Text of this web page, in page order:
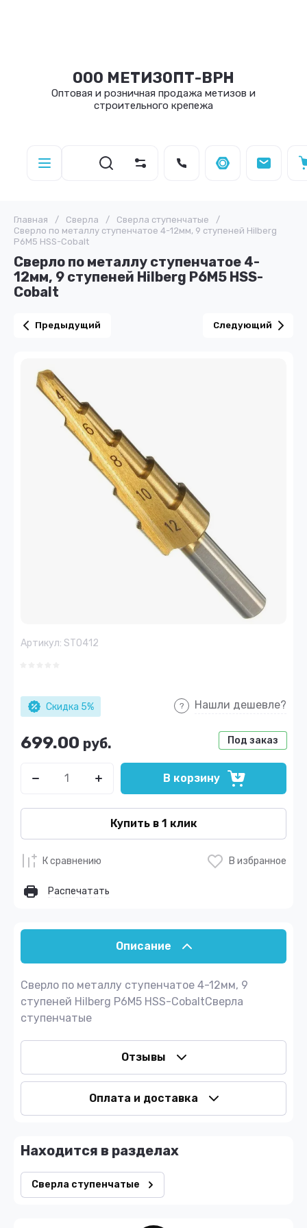
ООО МЕТИЗОПТ-ВРН
Оптовая и розничная продажа метизов и
строительного крепежа
Главная / Сверла / Сверла ступенчатые
/
Сверло по металлу ступенчатое 4-12мм, 9 ступеней Hilberg
P6M5 HSS-Cobalt
Сверло по металлу ступенчатое 4-
12мм, 9 ступеней Hilberg P6M5 HSS-
Cobalt
Предыдущий Следующий
Артикул: ST0412
Скидка 5% Нашли дешевле?
Под заказ
699.00 руб.
В корзину
Купить в 1 клик
К сравнению В избранное
Распечатать
Описание
Сверло по металлу ступенчатое 4-12мм, 9
ступеней Hilberg P6M5 HSS-CobaltСверла
ступенчатые
Отзывы
Оплата и доставка
Находится в разделах
Сверла ступенчатые